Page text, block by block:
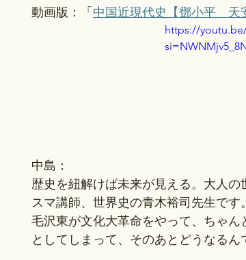
動画版：「 中国近現代史【鄧小平　天
https://
中島：
歴史を紐解けば未来が見える。大人
スマ講師、世界史の青木裕司先生です
毛沢東が文化大革命をやって、ちゃ
としてしまって、そのあとどうなるん